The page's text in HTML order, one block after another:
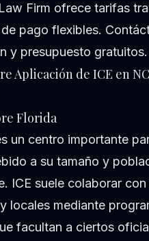
Firm ofrece tarifas
pago flexibles.
y presupuesto gratuitos.
Aplicación de ICE en
Florida
un centro importante
a su tamaño y
ICE suele colaborar
locales mediante
facultan a ciertos